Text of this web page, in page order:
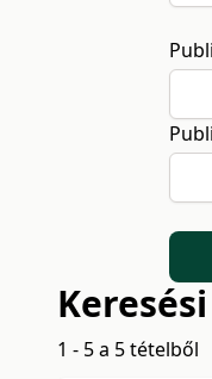
1 - 5 a 5 tételből